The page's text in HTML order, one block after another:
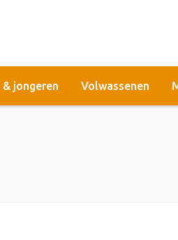
& jongeren Volwassenen